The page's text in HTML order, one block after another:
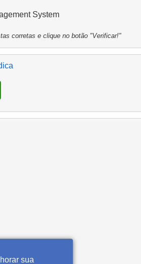
System
corretas e clique no botão "Verificar!"
sua